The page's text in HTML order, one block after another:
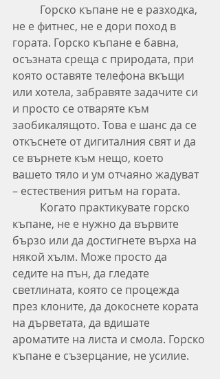
не е фитнес, не е дори поход в
гората. Горско къпане е бавна,
осъзната среща с природата, при
която оставяте телефона вкъщи
или хотела, забравяте задачите си
и просто се отваряте към
заобикалящото. Това е шанс да се
откъснете от дигиталния свят и да
се върнете към нещо, което
вашето тяло и ум отчаяно жадуват
– естествения ритъм на гората.
къпане, не е нужно да вървите
бързо или да достигнете върха на
някой хълм. Може просто да
седите на пън, да гледате
светлината, която се процежда
през клоните, да докоснете кората
на дърветата, да вдишате
ароматите на листа и смола. Горско
къпане е съзерцание, не усилие.